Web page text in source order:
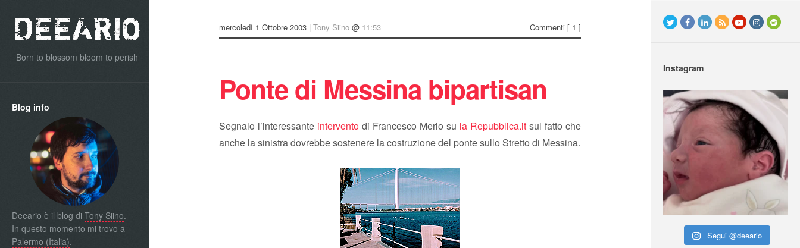
Born to blossom bloom to perish
Blog info
Deeario è il blog di Tony Siino.
In questo momento mi trovo a
Palermo (Italia).
mercoledì 1 Ottobre 2003 |Tony Siino @ 11:53 Commenti [ 1 ]
Ponte di Messina bipartisan
Segnalo l’interessante intervento di Francesco Merlo su la Repubblica.itsul fatto che
anche la sinistra dovrebbe sostenere la costruzione del ponte sullo Stretto di Messina.
Instagram
Segui @deeario